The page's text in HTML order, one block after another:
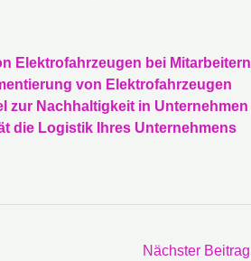
Elektrofahrzeugen bei Mitarbeitern
von Elektrofahrzeugen
zur Nachhaltigkeit in Unternehmen
die Logistik Ihres Unternehmens
Nächster Beitrag